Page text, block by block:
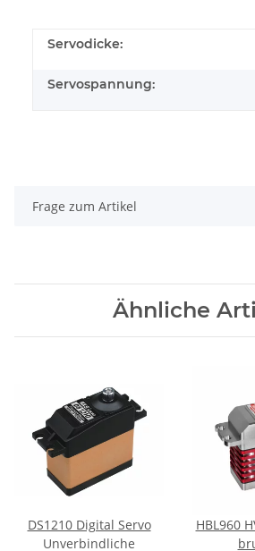
Servodicke:
Servospannung:
Frage zum Artikel
Ähnliche
DS1210 Digital Servo
Unverbindliche
HBL960